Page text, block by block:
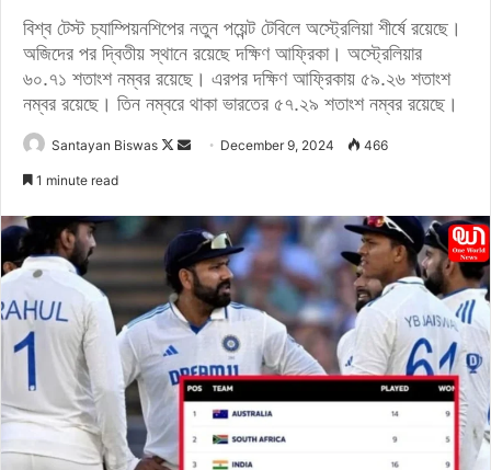
বিশ্ব টেস্ট চ্যাম্পিয়নশিপের নতুন পয়েন্ট টেবিলে অস্ট্রেলিয়া শীর্ষে রয়েছে।
অজিদের পর দ্বিতীয় স্থানে রয়েছে দক্ষিণ আফ্রিকা। অস্ট্রেলিয়ার
৬০.৭১ শতাংশ নম্বর রয়েছে। এরপর দক্ষিণ আফ্রিকায় ৫৯.২৬ শতাংশ
নম্বর রয়েছে। তিন নম্বরে থাকা ভারতের ৫৭.২৯ শতাংশ নম্বর রয়েছে।
Santayan Biswas
F
o
w
o
n
X
a
n
e
m
i
l
December 9, 2024 466
1 minute read